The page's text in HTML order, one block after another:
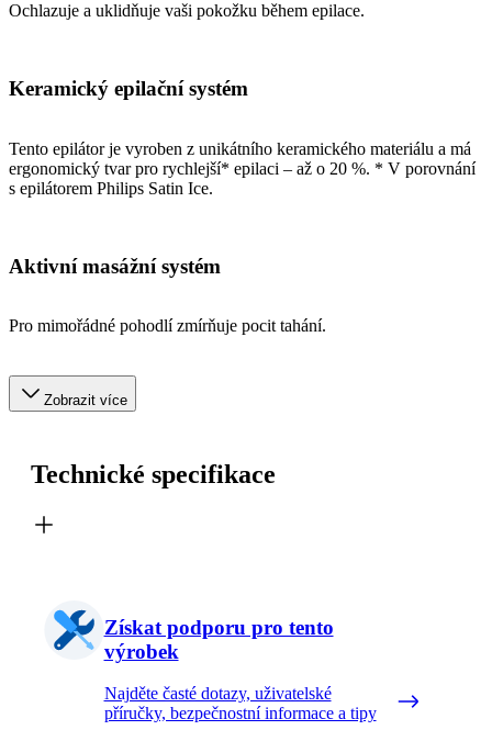
Ochlazuje a uklidňuje vaši pokožku během epilace.
Keramický epilační systém
Tento epilátor je vyroben z unikátního keramického materiálu a má
ergonomický tvar pro rychlejší* epilaci – až o 20 %. * V porovnání
s epilátorem Philips Satin Ice.
Aktivní masážní systém
Pro mimořádné pohodlí zmírňuje pocit tahání.
Zobrazit více
Technické specifikace
Získat podporu pro tento
výrobek
Najděte časté dotazy, uživatelské
příručky, bezpečnostní informace a tipy